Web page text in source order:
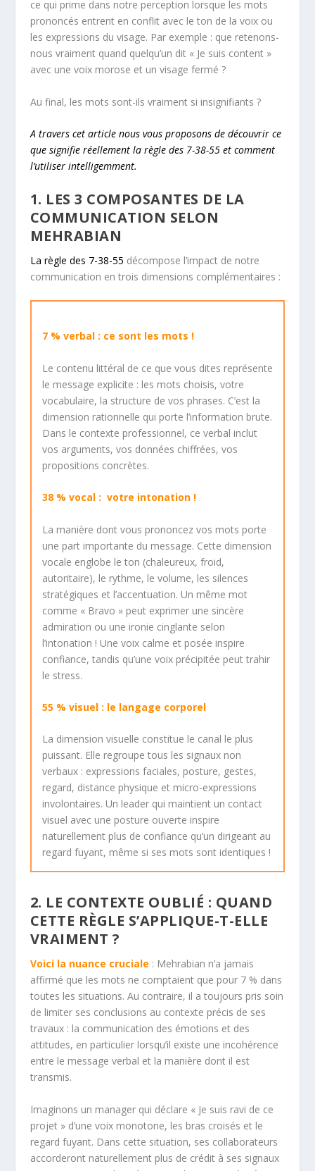
ce qui prime dans notre perception lorsque les mots
prononcés entrent en conflit avec le ton de la voix ou
les expressions du visage. Par exemple : que retenons-
nous vraiment quand quelqu’un dit « Je suis content »
avec une voix morose et un visage fermé ?
Au final, les mots sont-ils vraiment si insignifiants ?
A travers cet article nous vous proposons de découvrir ce
que signifie réellement la règle des 7-38-55 et comment
l’utiliser intelligemment.
1. LES 3 COMPOSANTES DE LA
COMMUNICATION SELON
MEHRABIAN
La règle des 7-38-55 décompose l’impact de notre
communication en trois dimensions complémentaires :
7 % verbal : ce sont les mots !
Le contenu littéral de ce que vous dites représente
le message explicite : les mots choisis, votre
vocabulaire, la structure de vos phrases. C’est la
dimension rationnelle qui porte l’information brute.
Dans le contexte professionnel, ce verbal inclut
vos arguments, vos données chiffrées, vos
propositions concrètes.
38 % vocal : votre intonation !
La manière dont vous prononcez vos mots porte
une part importante du message. Cette dimension
vocale englobe le ton (chaleureux, froid,
autoritaire), le rythme, le volume, les silences
stratégiques et l’accentuation. Un même mot
comme « Bravo » peut exprimer une sincère
admiration ou une ironie cinglante selon
l’intonation ! Une voix calme et posée inspire
confiance, tandis qu’une voix précipitée peut trahir
le stress.
55 % visuel : le langage corporel
La dimension visuelle constitue le canal le plus
puissant. Elle regroupe tous les signaux non
verbaux: expressions faciales, posture, gestes,
regard, distance physique et micro-expressions
involontaires. Un leader qui maintient un contact
visuel avec une posture ouverte inspire
naturellement plus de confiance qu’un dirigeant au
regard fuyant, même si ses mots sont identiques !
2. LE CONTEXTE OUBLIÉ : QUAND
CETTE RÈGLE S’APPLIQUE-T-ELLE
VRAIMENT ?
Voici la nuance cruciale : Mehrabian n’a jamais
affirmé que les mots ne comptaient que pour 7 % dans
toutes les situations. Au contraire, il a toujours pris soin
de limiter ses conclusions au contexte précis de ses
travaux : la communication des émotions et des
attitudes, en particulier lorsqu’il existe une incohérence
entre le message verbal et la manière dont il est
transmis.
Imaginons un manager qui déclare « Je suis ravi de ce
projet » d’une voix monotone, les bras croisés et le
regard fuyant. Dans cette situation, ses collaborateurs
accorderont naturellement plus de crédit à ses signaux